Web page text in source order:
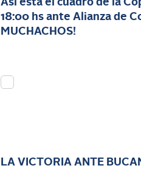
Así está el cuadro de la
18:00 hs ante Alianza de
MUCHACHOS!
LA VICTORIA ANTE